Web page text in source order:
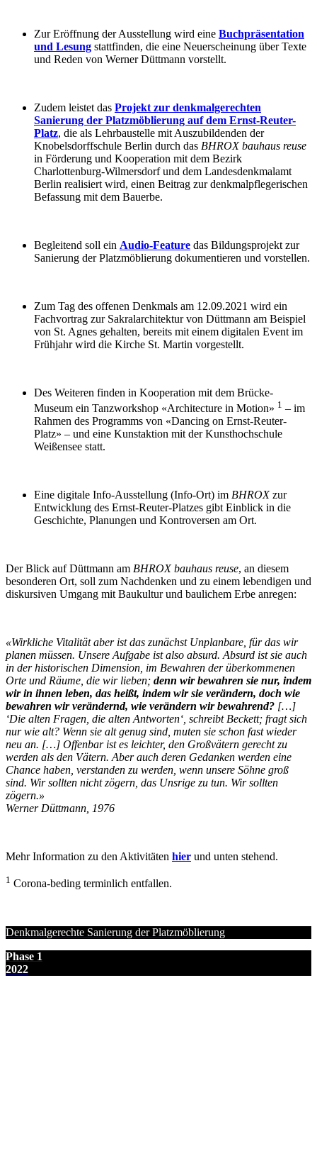
Zur Eröffnung der Ausstellung wird eine Buchpräsentation
und Lesung stattfinden, die eine Neuerscheinung über Texte
und Reden von Werner Düttmann vorstellt.
Zudem leistet das Projekt zur denkmalgerechten
Sanierung der Platzmöblierung auf dem Ernst-Reuter-
Platz, die als Lehrbaustelle mit Auszubildenden der
Knobelsdorffschule Berlin durch das BHROX bauhaus reuse
in Förderung und Kooperation mit dem Bezirk
Charlottenburg-Wilmersdorf und dem Landesdenkmalamt
Berlin realisiert wird, einen Beitrag zur denkmalpflegerischen
Befassung mit dem Bauerbe.
Begleitend soll ein Audio-Feature das Bildungsprojekt zur
Sanierung der Platzmöblierung dokumentieren und vorstellen.
Zum Tag des offenen Denkmals am 12.09.2021 wird ein
Fachvortrag zur Sakralarchitektur von Düttmann am Beispiel
von St. Agnes gehalten, bereits mit einem digitalen Event im
Frühjahr wird die Kirche St. Martin vorgestellt.
Des Weiteren finden in Kooperation mit dem Brücke-
Museum ein Tanzworkshop «Architecture in Motion» 1 – im
Rahmen des Programms von «Dancing on Ernst-Reuter-
Platz» – und eine Kunstaktion mit der Kunsthochschule
Weißensee statt.
Eine digitale Info-Ausstellung (Info-Ort) im BHROXzur
Entwicklung des Ernst-Reuter-Platzes gibt Einblick in die
Geschichte, Planungen und Kontroversen am Ort.
Der Blick auf Düttmann am BHROX bauhaus reuse, an diesem
besonderen Ort, soll zum Nachdenken und zu einem lebendigen und
diskursiven Umgang mit Baukultur und baulichem Erbe anregen:
«Wirkliche Vitalität aber ist das zunächst Unplanbare, für das wir
planen müssen. Unsere Aufgabe ist also absurd. Absurd ist sie auch
in der historischen Dimension, im Bewahren der überkommenen
Orte und Räume, die wir lieben; denn wir bewahren sie nur, indem
wir in ihnen leben, das heißt, indem wir sie verändern, doch wie
bewahren wir verändernd, wie verändern wir bewahrend? […]
‘Die alten Fragen, die alten Antworten‘, schreibt Beckett; fragt sich
nur wie alt? Wenn sie alt genug sind, muten sie schon fast wieder
neu an. […] Offenbar ist es leichter, den Großvätern gerecht zu
werden als den Vätern. Aber auch deren Gedanken werden eine
Chance haben, verstanden zu werden, wenn unsere Söhne groß
sind. Wir sollten nicht zögern, das Unsrige zu tun. Wir sollten
zögern.»
Werner Düttmann, 1976
Mehr Information zu den Aktivitäten hier und unten stehend.
1 Corona-beding terminlich entfallen.
Denkmalgerechte Sanierung der Platzmöblierung
Phase 1
2022